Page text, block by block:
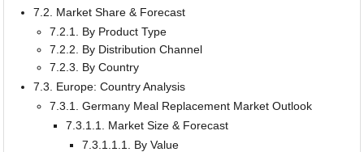
7.2. Market Share & Forecast
7.2.1. By Product Type
7.2.2. By Distribution Channel
7.2.3. By Country
7.3. Europe: Country Analysis
7.3.1. Germany Meal Replacement Market Outlook
7.3.1.1. Market Size & Forecast
7.3.1.1.1. By Value